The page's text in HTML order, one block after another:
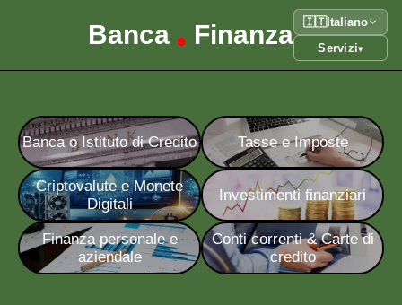
Banca • Finanza 🇮🇹 Italiano
Servizi▾
Banca o Istituto di Credito Tasse e Imposte
Criptovalute e Monete
Digitali
Investimenti finanziari
Finanza personale e
aziendale
Conti correnti & Carte di
credito